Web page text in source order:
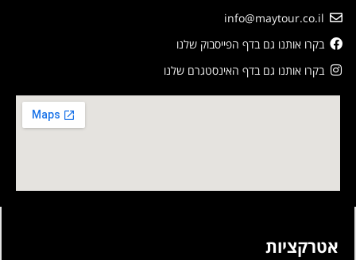
info@maytour.co.il
בקרו אותנו גם בדף הפייסבוק שלנו
בקרו אותנו גם בדף האינסטגרם שלנו
אטרקציות